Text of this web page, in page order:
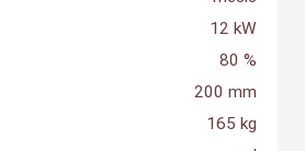
12 kW
80 %
200 mm
165 kg